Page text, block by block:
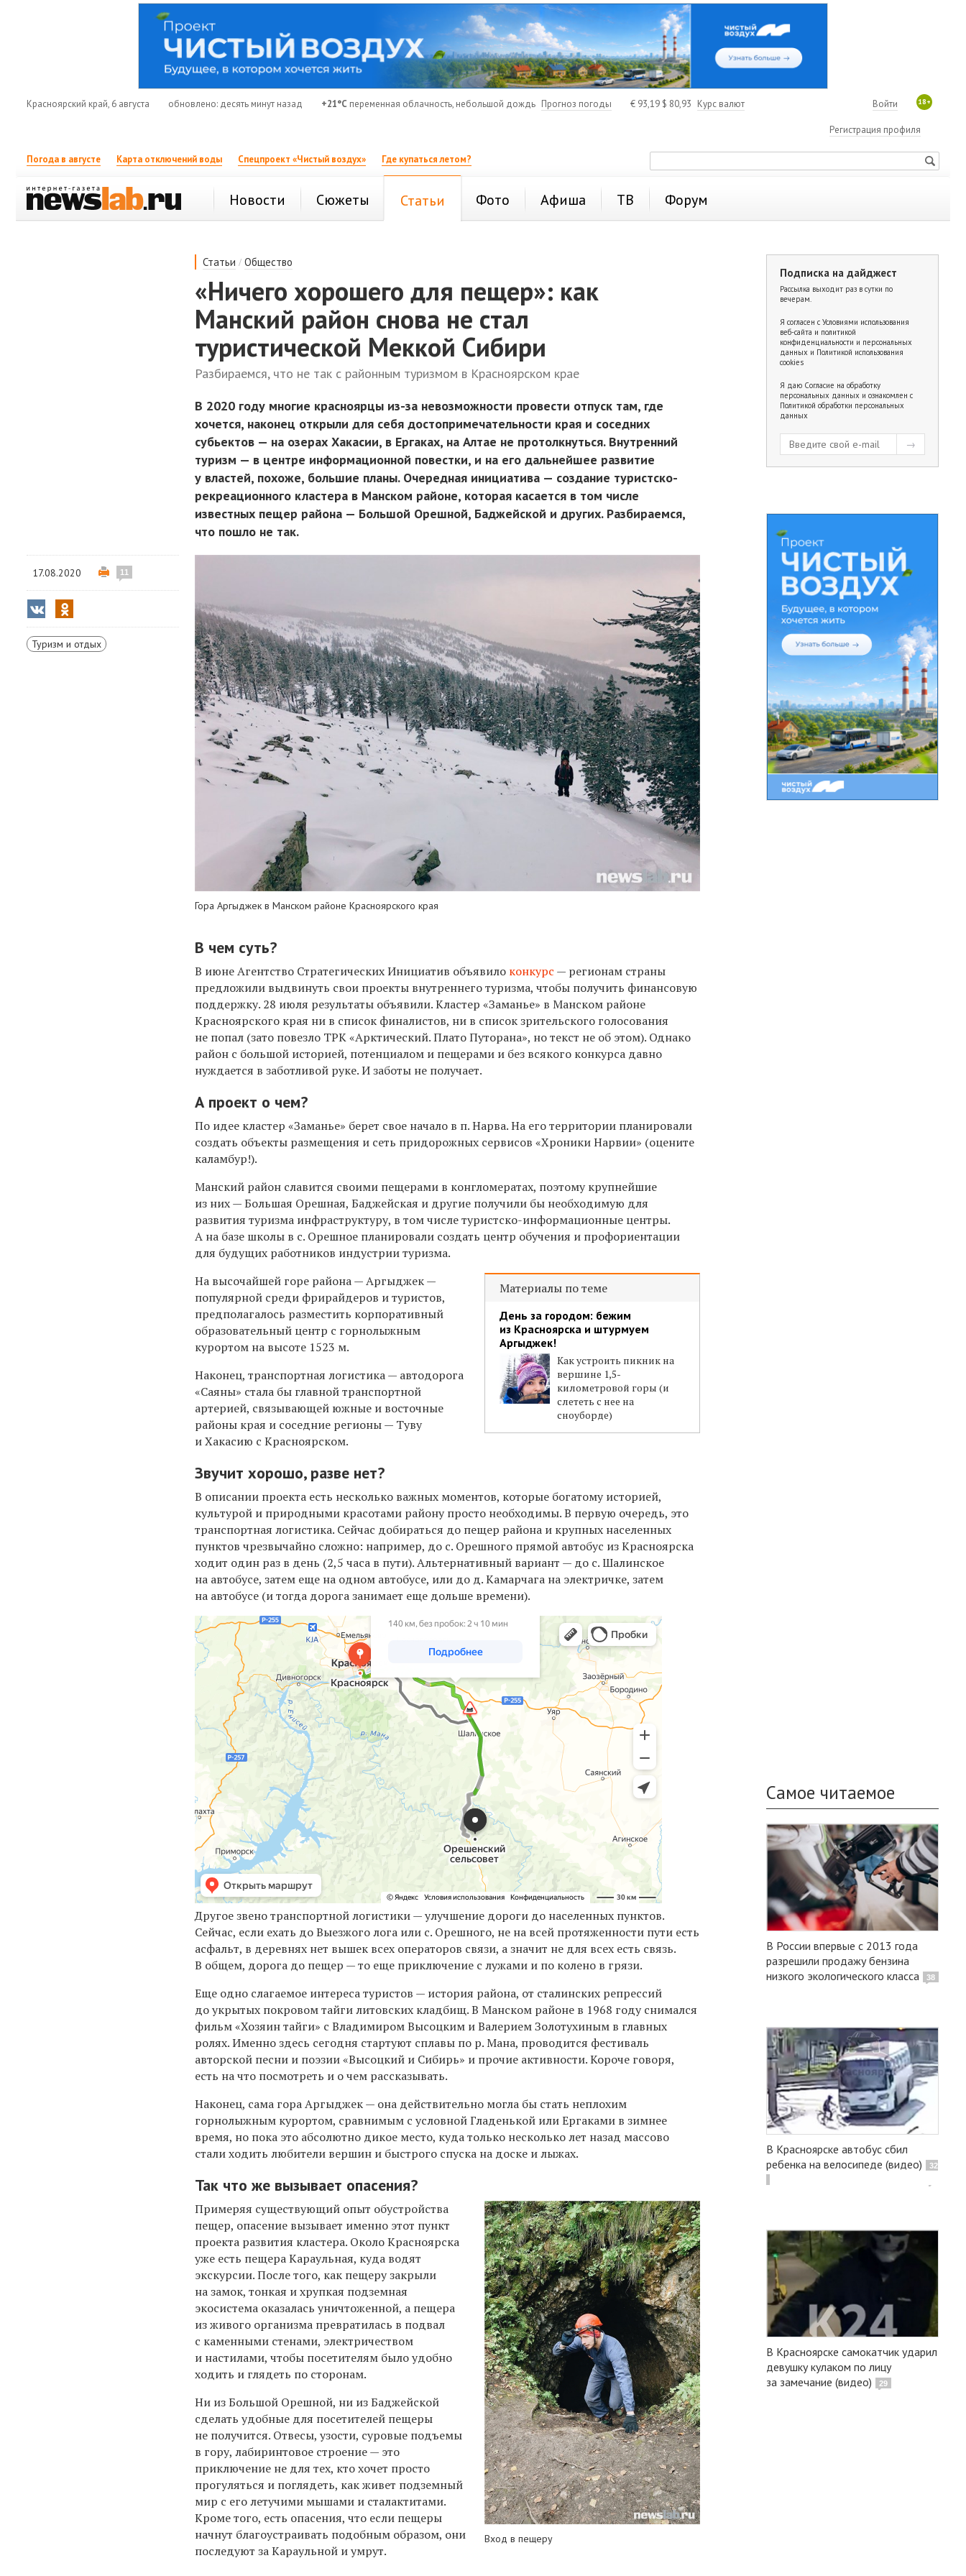
Красноярский край, 6 августа обновлено: десять минут назад +21°C переменная облачность, небольшой дождь Прогноз погоды € 93,19 $ 80,93 Курс валют 18+
Войти
Регистрация профиля
Погода в августе Карта отключений воды Спецпроект «Чистый воздух» Где купаться летом?
Новости Сюжеты Статьи Фото Афиша ТВ Форум
Статьи /Общество
«Ничего хорошего для пещер»: как
Манский район снова не стал
туристической Меккой Сибири
Разбираемся, что не так с районным туризмом в Красноярском крае
В 2020 году многие красноярцы из-за невозможности провести отпуск там, где
хочется, наконец открыли для себя достопримечательности края и соседних
субьектов — на озерах Хакасии, в Ергаках, на Алтае не протолкнуться. Внутренний
туризм — в центре информационной повестки, и на его дальнейшее развитие
у властей, похоже, большие планы. Очередная инициатива — создание туристско-
рекреационного кластера в Манском районе, которая касается в том числе
известных пещер района — Большой Орешной, Баджейской и других. Разбираемся,
что пошло не так.
17.08.2020 11
Туризм и отдых
Гора Аргыджек в Манском районе Красноярского края
В чем суть?
В июне Агентство Стратегических Инициатив объявило конкурс — регионам страны
предложили выдвинуть свои проекты внутреннего туризма, чтобы получить финансовую
поддержку. 28 июля результаты объявили. Кластер «Заманье» в Манском районе
Красноярского края ни в список финалистов, ни в список зрительского голосования
не попал (зато повезло ТРК «Арктический. Плато Путорана», но текст не об этом). Однако
район с большой историей, потенциалом и пещерами и без всякого конкурса давно
нуждается в заботливой руке. И заботы не получает.
А проект о чем?
По идее кластер «Заманье» берет свое начало в п. Нарва. На его территории планировали
создать объекты размещения и сеть придорожных сервисов «Хроники Нарвии» (оцените
каламбур!).
Манский район славится своими пещерами в конгломератах, поэтому крупнейшие
из них — Большая Орешная, Баджейская и другие получили бы необходимую для
развития туризма инфраструктуру, в том числе туристско-информационные центры.
А на базе школы в с. Орешное планировали создать центр обучения и профориентации
для будущих работников индустрии туризма.
Материалы по теме
День за городом: бежим
из Красноярска и штурмуем
Аргыджек!
Как устроить пикник на
вершине 1,5-
километровой горы (и
слететь с нее на
сноуборде)
На высочайшей горе района — Аргыджек —
популярной среди фрирайдеров и туристов,
предполагалось разместить корпоративный
образовательный центр с горнолыжным
курортом на высоте 1523 м.
Наконец, транспортная логистика — автодорога
«Саяны» стала бы главной транспортной
артерией, связывающей южные и восточные
районы края и соседние регионы — Туву
и Хакасию с Красноярском.
Звучит хорошо, разве нет?
В описании проекта есть несколько важных моментов, которые богатому историей,
культурой и природными красотами району просто необходимы. В первую очередь, это
транспортная логистика. Сейчас добираться до пещер района и крупных населенных
пунктов чрезвычайно сложно: например, до с. Орешного прямой автобус из Красноярска
ходит один раз в день (2,5 часа в пути). Альтернативный вариант — до с. Шалинское
на автобусе, затем еще на одном автобусе, или до д. Камарчага на электричке, затем
на автобусе (и тогда дорога занимает еще дольше времени).
Другое звено транспортной логистики — улучшение дороги до населенных пунктов.
Сейчас, если ехать до Выезжого лога или с. Орешного, не на всей протяженности пути есть
асфальт, в деревнях нет вышек всех операторов связи, а значит не для всех есть связь.
В общем, дорога до пещер — то еще приключение с лужами и по колено в грязи.
Еще одно слагаемое интереса туристов — история района, от сталинских репрессий
до укрытых покровом тайги литовских кладбищ. В Манском районе в 1968 году снимался
фильм «Хозяин тайги» с Владимиром Высоцким и Валерием Золотухиным в главных
ролях. Именно здесь сегодня стартуют сплавы по р. Мана, проводится фестиваль
авторской песни и поэзии «Высоцкий и Сибирь» и прочие активности. Короче говоря,
есть на что посмотреть и о чем рассказывать.
Наконец, сама гора Аргыджек — она действительно могла бы стать неплохим
горнолыжным курортом, сравнимым с условной Гладенькой или Ергаками в зимнее
время, но пока это абсолютно дикое место, куда только несколько лет назад массово
стали ходить любители вершин и быстрого спуска на доске и лыжах.
Так что же вызывает опасения?
Вход в пещеру
Примеряя существующий опыт обустройства
пещер, опасение вызывает именно этот пункт
проекта развития кластера. Около Красноярска
уже есть пещера Караульная, куда водят
экскурсии. После того, как пещеру закрыли
на замок, тонкая и хрупкая подземная
экосистема оказалась уничтоженной, а пещера
из живого организма превратилась в подвал
с каменными стенами, электричеством
и настилами, чтобы посетителям было удобно
ходить и глядеть по сторонам.
Ни из Большой Орешной, ни из Баджейской
сделать удобные для посетителей пещеры
не получится. Отвесы, узости, суровые подъемы
в гору, лабиринтовое строение — это
приключение не для тех, кто хочет просто
прогуляться и поглядеть, как живет подземный
мир с его летучими мышами и сталактитами.
Кроме того, есть опасения, что если пещеры
начнут благоустраивать подобным образом, они
последуют за Караульной и умрут.
Подписка на дайджест
Рассылка выходит раз в сутки по
вечерам.
Я согласен с Условиями использования
веб-сайта и политикой
конфиденциальности и персональных
данных и Политикой использования
cookies
Я даю Согласие на обработку
персональных данных и ознакомлен с
Политикой обработки персональных
данных
Самое читаемое
В России впервые с 2013 года
разрешили продажу бензина
низкого экологического класса
38
В Красноярске автобус сбил
ребенка на велосипеде (видео)
32
В Красноярске самокатчик ударил
девушку кулаком по лицу
за замечание (видео)
29